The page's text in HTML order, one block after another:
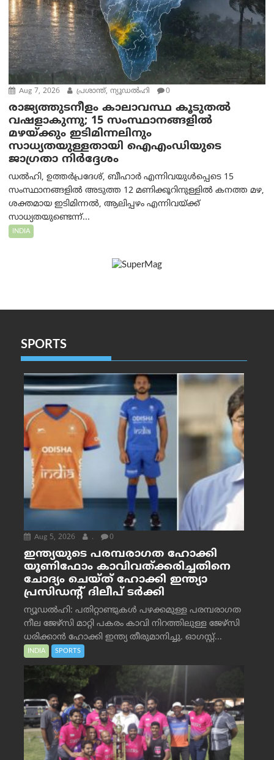
Aug 7, 2026 പ്രശാന്ത്, ന്യൂഡല്‍ഹി 0
രാജ്യത്തുടനീളം കാലാവസ്ഥ കൂടുതൽ
വഷളാകുന്നു; 15 സംസ്ഥാനങ്ങളിൽ
മഴയ്ക്കും ഇടിമിന്നലിനും
സാധ്യതയുള്ളതായി ഐഎംഡിയുടെ
ജാഗ്രതാ നിർദ്ദേശം
ഡൽഹി, ഉത്തർപ്രദേശ്, ബീഹാർ എന്നിവയുൾപ്പെടെ 15
സംസ്ഥാനങ്ങളിൽ അടുത്ത 12 മണിക്കൂറിനുള്ളിൽ കനത്ത മഴ,
ശക്തമായ ഇടിമിന്നൽ, ആലിപ്പഴം എന്നിവയ്ക്ക്
സാധ്യതയുണ്ടെന്ന്...
INDIA
SPORTS
Aug 5, 2026 . 0
ഇന്ത്യയുടെ പരമ്പരാഗത ഹോക്കി
യൂണിഫോം കാവിവത്ക്കരിച്ചതിനെ
ചോദ്യം ചെയ്ത് ഹോക്കി ഇന്ത്യാ
പ്രസിഡന്റ് ദിലീപ് ടര്‍ക്കി
ന്യൂഡൽഹി: പതിറ്റാണ്ടുകൾ പഴക്കമുള്ള പരമ്പരാഗത
നീല ജേഴ്‌സി മാറ്റി പകരം കാവി നിറത്തിലുള്ള ജേഴ്‌സി
ധരിക്കാൻ ഹോക്കി ഇന്ത്യ തീരുമാനിച്ചു. ഓഗസ്റ്റ്...
INDIA SPORTS